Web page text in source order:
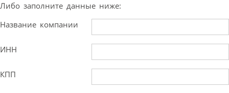
Либо заполните данные ниже:
Название компании
ИНН
КПП